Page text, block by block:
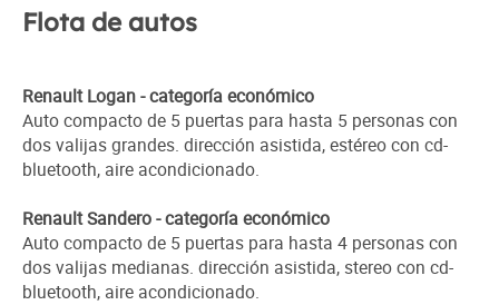
Flota de autos
Renault Logan - categoría económico
Auto compacto de 5 puertas para hasta 5 personas con
dos valijas grandes. dirección asistida, estéreo con cd-
bluetooth, aire acondicionado.
Renault Sandero - categoría económico
Auto compacto de 5 puertas para hasta 4 personas con
dos valijas medianas. dirección asistida, stereo con cd-
bluetooth, aire acondicionado.